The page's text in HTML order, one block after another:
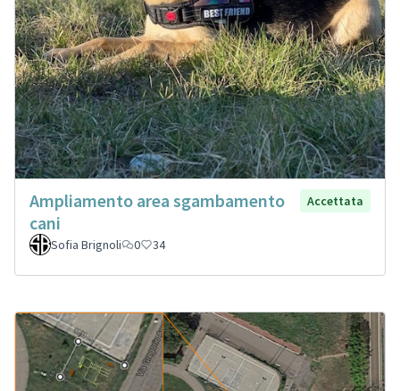
Ampliamento area sgambamento
cani
Accettata
Sofia Brignoli 0 34